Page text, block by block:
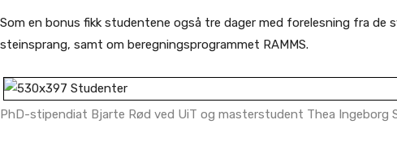
Som en bonus fikk studentene også tre dager med forelesning fra de
steinsprang, samt om beregningsprogrammet RAMMS.
PhD-stipendiat Bjarte Rød ved UiT og masterstudent Thea Ingeborg